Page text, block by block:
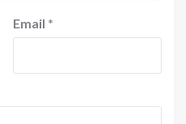
Email *